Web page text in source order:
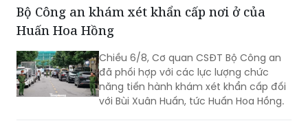
thu gom trên địa bàn.
Chiều 6/8, Cơ quan CSĐT Bộ Công an
đã phối hợp với các lực lượng chức
năng tiến hành khám xét khẩn cấp đối
với Bùi Xuân Huấn, tức Huấn Hoa Hồng.
Khởi tố thêm 02 đối tượng trong vụ án